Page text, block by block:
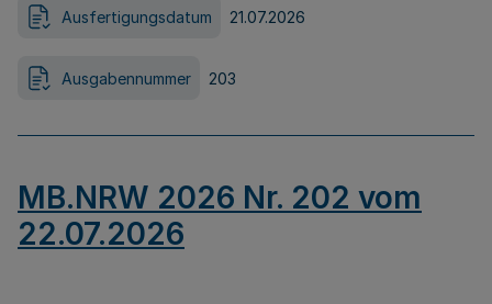
Ausfertigungsdatum 21.07.2026
Ausgabennummer 203
MB.NRW 2026 Nr. 202 vom
22.07.2026